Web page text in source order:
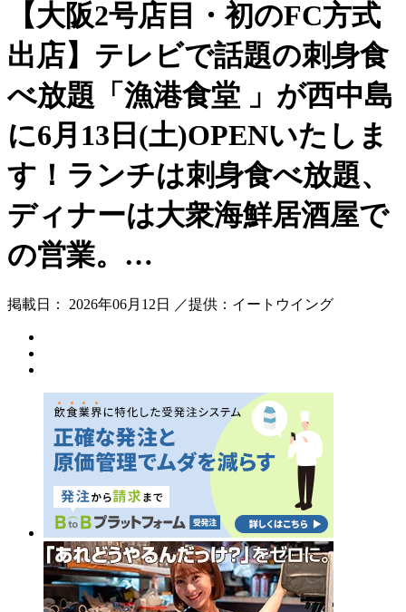
【大阪2号店目・初のFC方式
出店】テレビで話題の刺身食
べ放題「漁港食堂 」が西中島
に6月13日(土)OPENいたしま
す！ランチは刺身食べ放題、
ディナーは大衆海鮮居酒屋で
の営業。…
掲載日： 2026年06月12日 ／提供：イートウイング